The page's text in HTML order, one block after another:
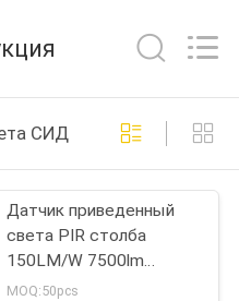
39
СИД
Датчик приведенный
света PIR столба
150LM/W 7500lm
50Watt солнечный
MOQ:50pcs